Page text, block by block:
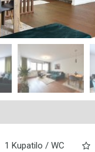
1 Kupatilo / WC